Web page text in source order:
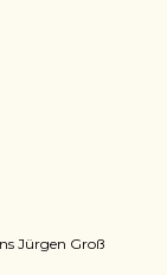
Jürgen Groß